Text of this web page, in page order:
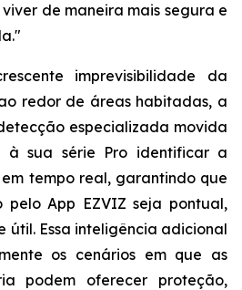
de maneira mais segura e
imprevisibilidade da
redor de áreas habitadas, a
especializada movida
à sua série Pro identificar a
tempo real, garantindo que
App EZVIZ seja pontual,
útil. Essa inteligência adicional
os cenários em que as
podem oferecer proteção,